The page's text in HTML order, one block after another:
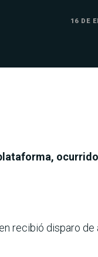
16 DE
recibió disparo de